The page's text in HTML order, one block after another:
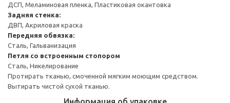
ДСП, Меламиновая пленка, Пластиковая окантовка
Задняя стенка:
ДВП, Акриловая краска
Передняя обвязка:
Сталь, Гальванизация
Петля со встроенным стопором
Сталь, Никелирование
Протирать тканью, смоченной мягким моющим средством.
Вытирать чистой сухой тканью.